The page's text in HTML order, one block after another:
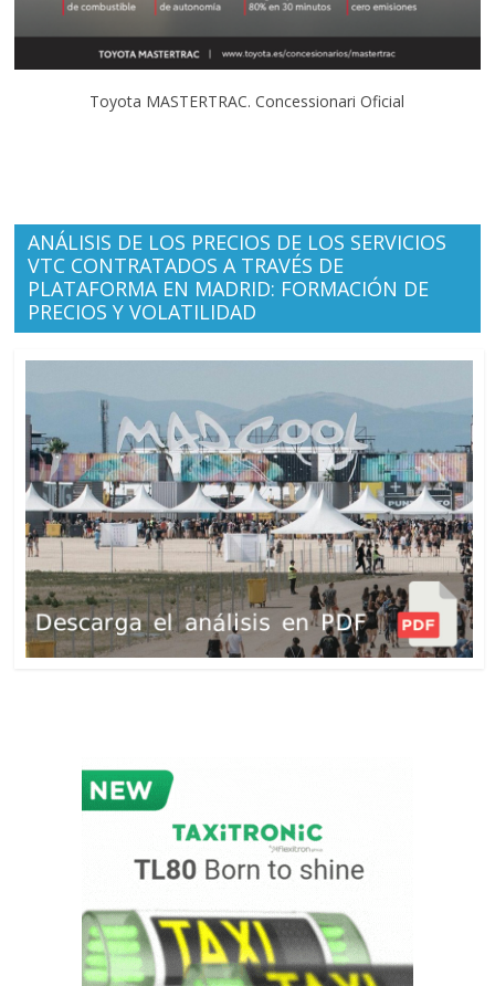
Toyota MASTERTRAC. Concessionari Oficial
ANÁLISIS DE LOS PRECIOS DE LOS SERVICIOS
VTC CONTRATADOS A TRAVÉS DE
PLATAFORMA EN MADRID: FORMACIÓN DE
PRECIOS Y VOLATILIDAD